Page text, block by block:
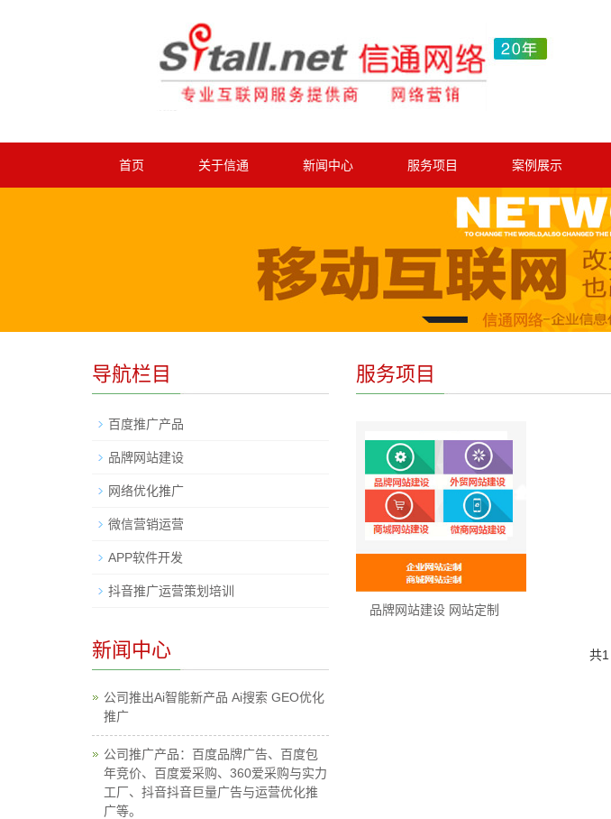
首页 关于信通 新闻中心 服务项目 案例展示
服务项目
品牌网站建设 网站定制
共
导航栏目
百度推广产品
品牌网站建设
网络优化推广
微信营销运营
APP软件开发
抖音推广运营策划培训
新闻中心
公司推出Ai智能新产品 Ai搜索 GEO优化
推广
公司推广产品：百度品牌广告、百度包
年竞价、百度爱采购、360爱采购与实力
工厂、抖音抖音巨量广告与运营优化推
广等。